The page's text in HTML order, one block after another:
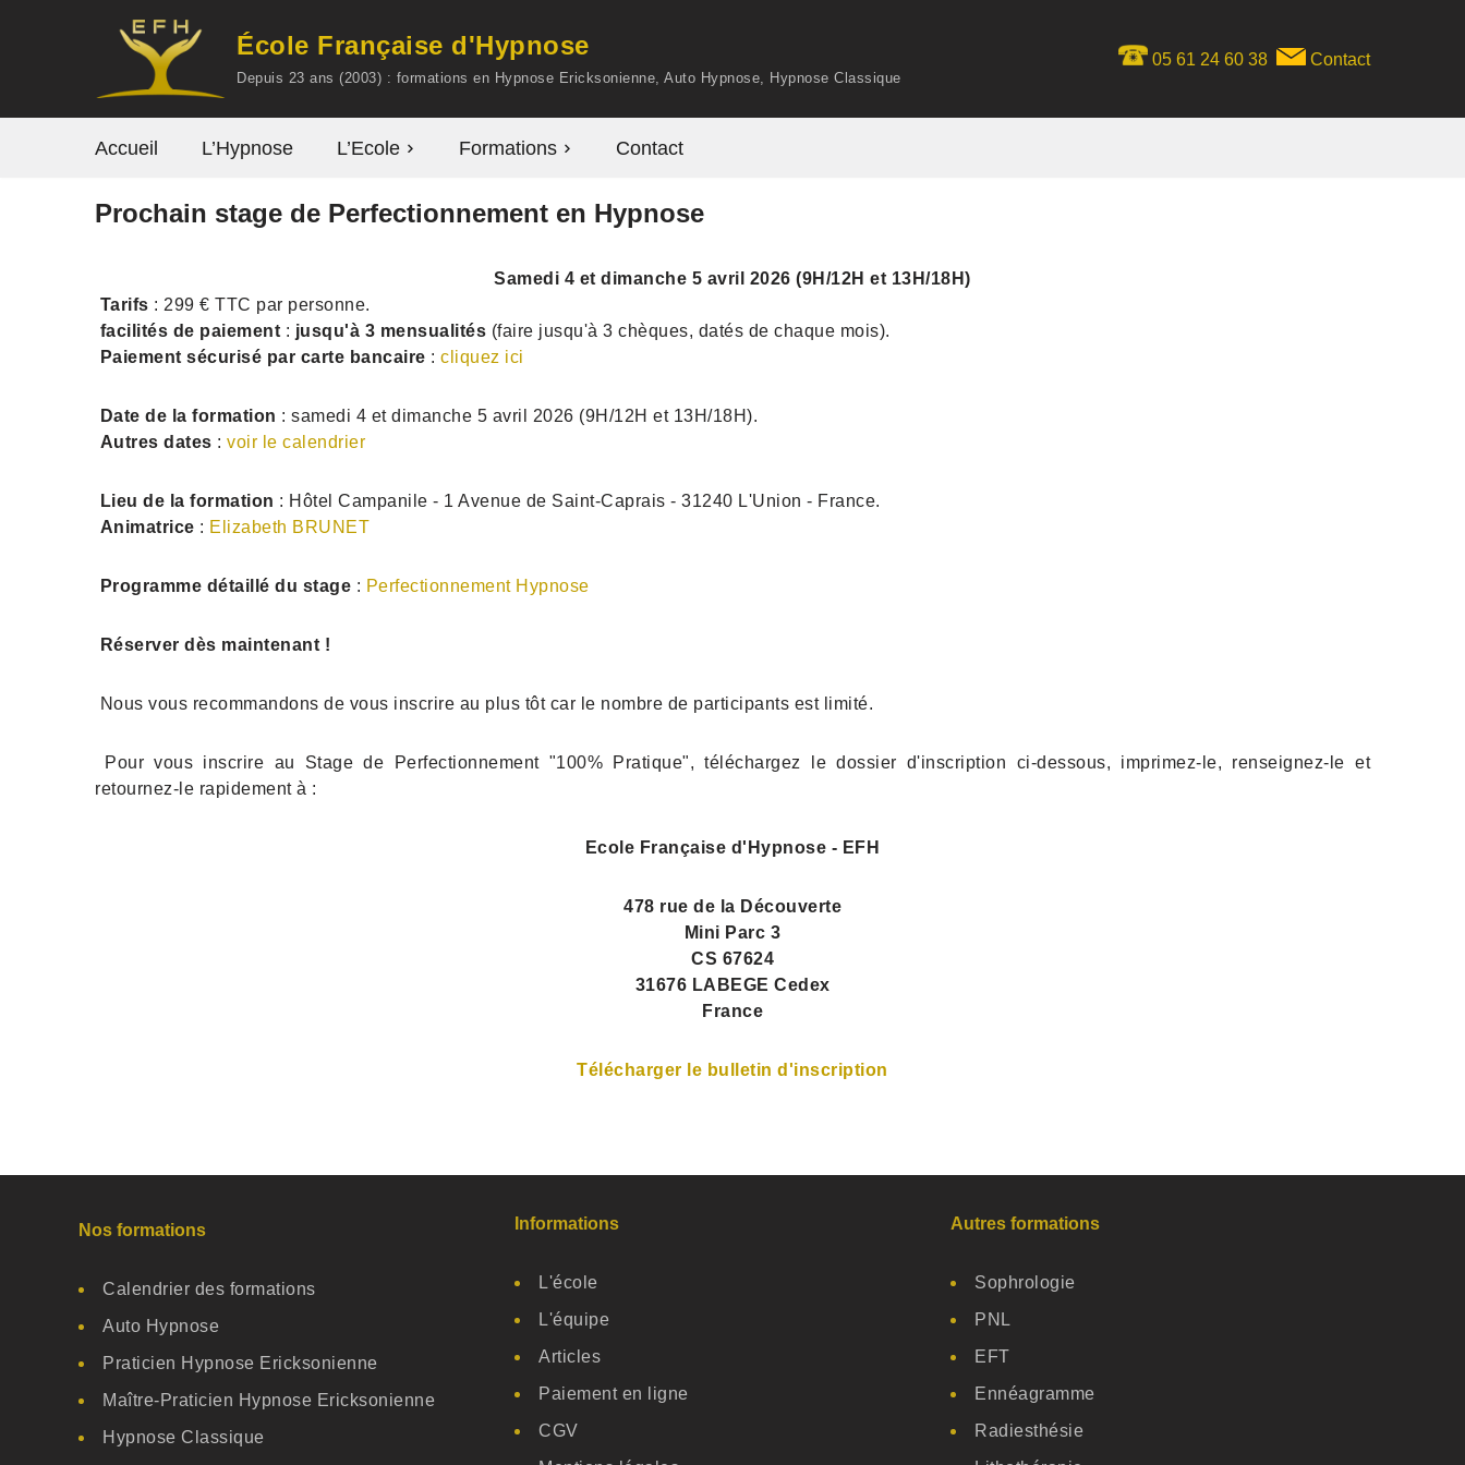
École Française d'Hypnose
Depuis 23 ans (2003) : formations en Hypnose Ericksonienne, Auto Hypnose, Hypnose Classique
05 61 24 60 38 Contact
Accueil L’Hypnose L’Ecole Formations Contact
Prochain stage de Perfectionnement en Hypnose
Samedi 4 et dimanche 5 avril 2026 (9H/12H et 13H/18H)
Tarifs : 299 € TTC par personne.
facilités de paiement : jusqu'à 3 mensualités (faire jusqu'à 3 chèques, datés de chaque mois).
Paiement sécurisé par carte bancaire : cliquez ici
Date de la formation : samedi 4 et dimanche 5 avril 2026 (9H/12H et 13H/18H).
Autres dates : voir le calendrier
Lieu de la formation : Hôtel Campanile - 1 Avenue de Saint-Caprais - 31240 L'Union - France.
Animatrice : Elizabeth BRUNET
Programme détaillé du stage : Perfectionnement Hypnose
Réserver dès maintenant !
Nous vous recommandons de vous inscrire au plus tôt car le nombre de participants est limité.
Pour vous inscrire au Stage de Perfectionnement "100% Pratique", téléchargez le dossier d'inscription ci-dessous, imprimez-le, renseignez-le et
retournez-le rapidement à :
Ecole Française d'Hypnose - EFH
478 rue de la Découverte
Mini Parc 3
CS 67624
31676 LABEGE Cedex
France
Télécharger le bulletin d'inscription
Nos formations
Calendrier des formations
Auto Hypnose
Praticien Hypnose Ericksonienne
Maître-Praticien Hypnose Ericksonienne
Hypnose Classique
Informations
L'école
L'équipe
Articles
Paiement en ligne
CGV
Autres formations
Sophrologie
PNL
EFT
Ennéagramme
Radiesthésie